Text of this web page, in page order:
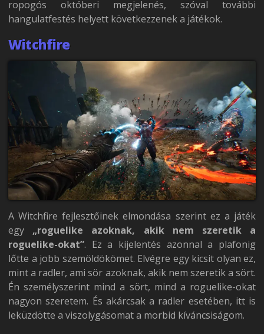
ropogós októberi megjelenés, szóval további
hangulatfestés helyett következzenek a játékok.
Witchfire
A Witchfire fejlesztőinek elmondása szerint ez a játék
egy „roguelike azoknak, akik nem szeretik a
roguelike-okat”. Ez a kijelentés azonnal a plafonig
lőtte a jobb szemöldökömet. Elvégre egy kicsit olyan ez,
mint a radler, ami sör azoknak, akik nem szeretik a sört.
Én személyszerint mind a sört, mind a roguelike-okat
nagyon szeretem. És akárcsak a radler esetében, itt is
leküzdötte a viszolygásomat a morbid kíváncsiságom.